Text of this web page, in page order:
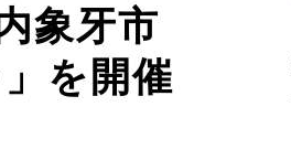
象牙市
を開催